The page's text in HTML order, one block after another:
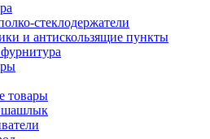
стеклодержатели
и антискользящие пункты
товары
шашлык